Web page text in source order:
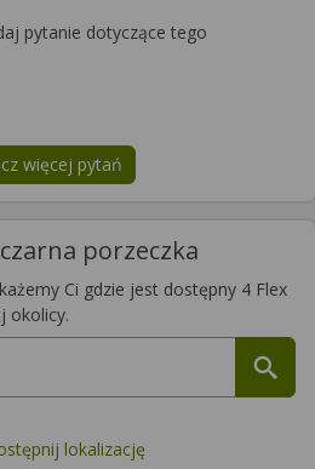
pytanie dotyczące tego
więcej pytań
na temat4 Flex czarna porzeczka
porzeczka
Ci gdzie jest dostępny 4 Flex
okolicy.
lokalizację